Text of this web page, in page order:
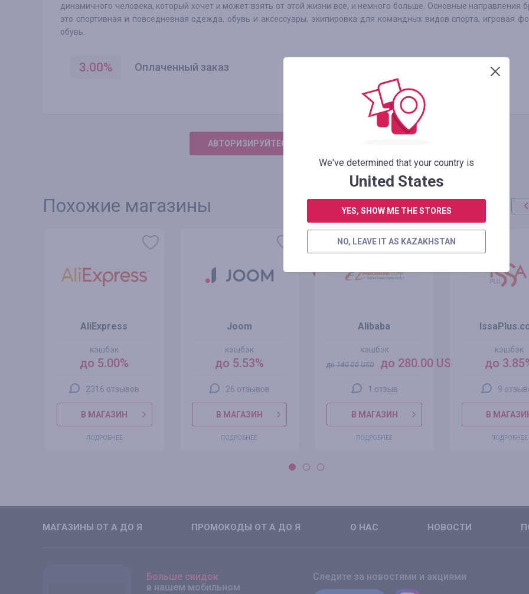
динамичного человека, который хочет и может взять от этой жизни все, и немного больше. Основные направления
это спортивная и повседневная одежда, обувь и аксессуары, экипировка для командных видов спорта, игровая
обувь.
3.00% Оплаченный заказ
АВТОРИЗИРУЙТЕСЬ, ЧТОБЫ ОСТАВИТЬ ОТЗЫВ
Похожие магазины
AliExpress
кэшбэк
до 5.00%
2316 отзывов
В МАГАЗИН
ПОДРОБНЕЕ
Joom
кэшбэк
до 5.53%
26 отзывов
В МАГАЗИН
ПОДРОБНЕЕ
+100%
Alibaba
кэшбэк
до140.00USD до 280.00 USD
1 отзыв
В МАГАЗИН
ПОДРОБНЕЕ
кэшбэк
до
9
В
ПОДРОБНЕЕ
МАГАЗИНЫ ОТ А ДО Я ПРОМОКОДЫ ОТ А ДО Я О НАС НОВОСТИ
Больше скидок
в нашем мобильном
Следите за новостями и акциями
We've determined that your country is
United States
YES, SHOW ME THE STORES
NO, LEAVE IT AS KAZAKHSTAN